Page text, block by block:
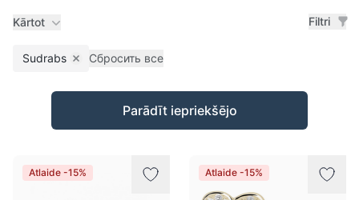
Kārtot Filtri
Sudrabs Remove filter
Сбросить все
Preces
Parādīt iepriekšējo
Atlaide -15% Atlaide -15%